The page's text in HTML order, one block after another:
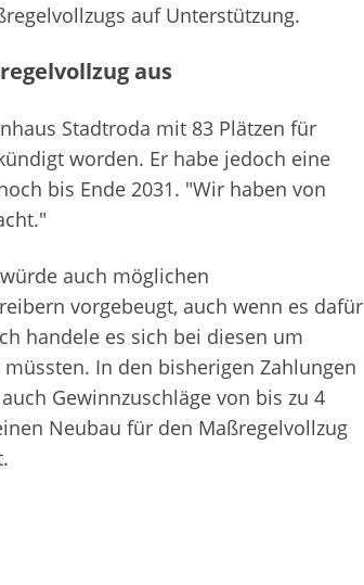
auf Unterstützung.
aus
Stadtroda mit 83 Plätzen für
worden. Er habe jedoch eine
bis Ende 2031. "Wir haben von
auch möglichen
vorgebeugt, auch wenn es dafür
handele es sich bei diesen um
In den bisherigen Zahlungen
Gewinnzuschläge von bis zu 4
Neubau für den Maßregelvollzug